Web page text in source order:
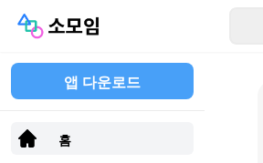
앱 다운로드
홈